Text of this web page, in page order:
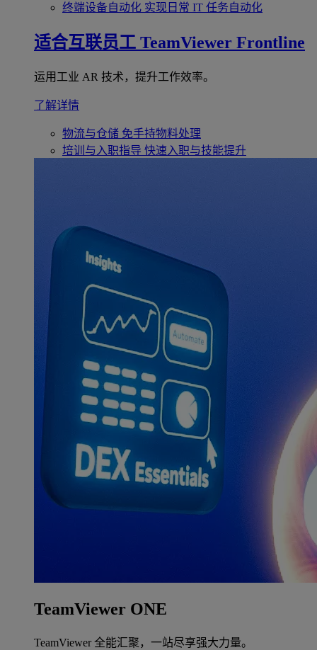
终端设备自动化 实现日常 IT 任务自动化
适合互联员工 TeamViewer Frontline
运用工业 AR 技术，提升工作效率。
了解详情
物流与仓储 免手持物料处理
培训与入职指导 快速入职与技能提升
TeamViewer ONE
TeamViewer 全能汇聚，一站尽享强大力量。